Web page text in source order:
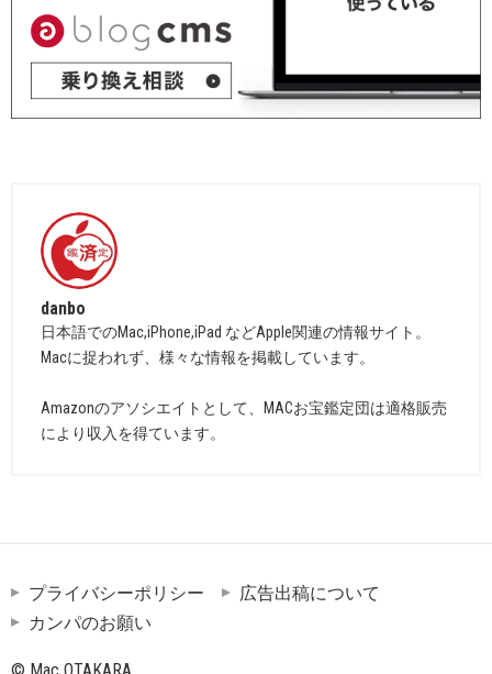
danbo
日本語でのMac,iPhone,iPad などApple関連の情報サイト。
Macに捉われず、様々な情報を掲載しています。
Amazonのアソシエイトとして、MACお宝鑑定団は適格販売
により収入を得ています。
プライバシーポリシー
広告出稿について
カンパのお願い